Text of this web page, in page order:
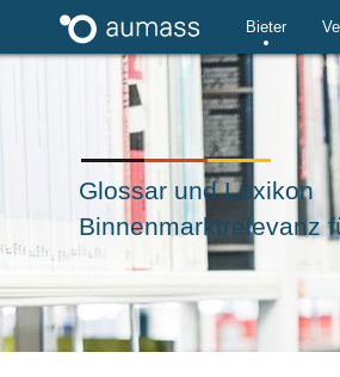
Bieter
Glossar und Lexikon
Binnenmarktrelevanz